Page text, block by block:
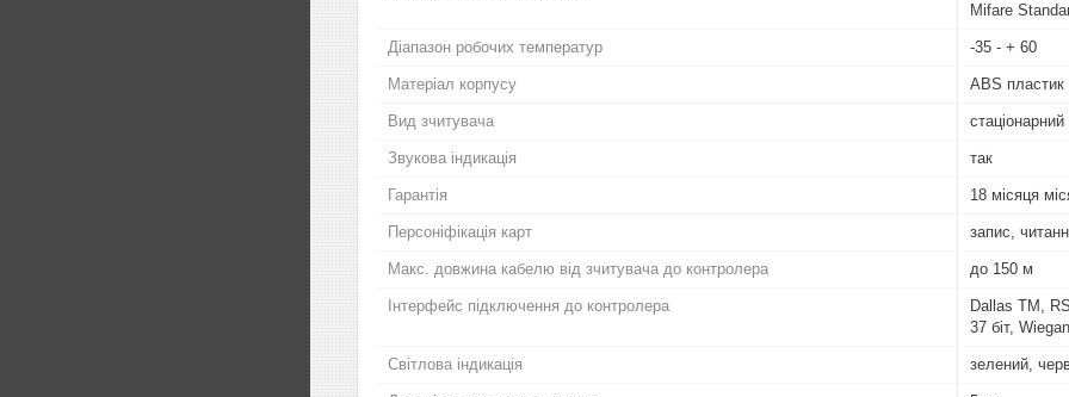
Mifare
Діапазон робочих температур -35 - + 60
Матеріал корпусу ABS пластик
Вид зчитувача стаціонарний
Звукова індикація так
Гарантія 18 місяця
Персоніфікація карт запис,
Макс. довжина кабелю від зчитувача до контролера до 150 м
Інтерфейс підключення до контролера
Dallas TM,
37 біт,
Світлова індикація зелений,